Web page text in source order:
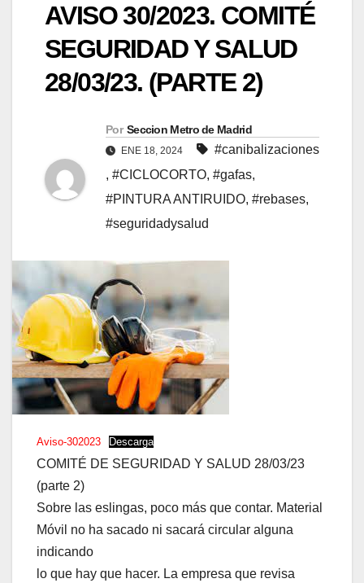
AVISO 30/2023. COMITÉ
SEGURIDAD Y SALUD
28/03/23. (PARTE 2)
Por Seccion Metro de Madrid
ENE 18, 2024
#canibalizaciones
, #CICLOCORTO, #gafas,
#PINTURA ANTIRUIDO, #rebases,
#seguridadysalud
Aviso-302023 Descarga
COMITÉ DE SEGURIDAD Y SALUD 28/03/23
(parte 2)
Sobre las eslingas, poco más que contar. Material
Móvil no ha sacado ni sacará circular alguna
indicando
lo que hay que hacer. La empresa que revisa